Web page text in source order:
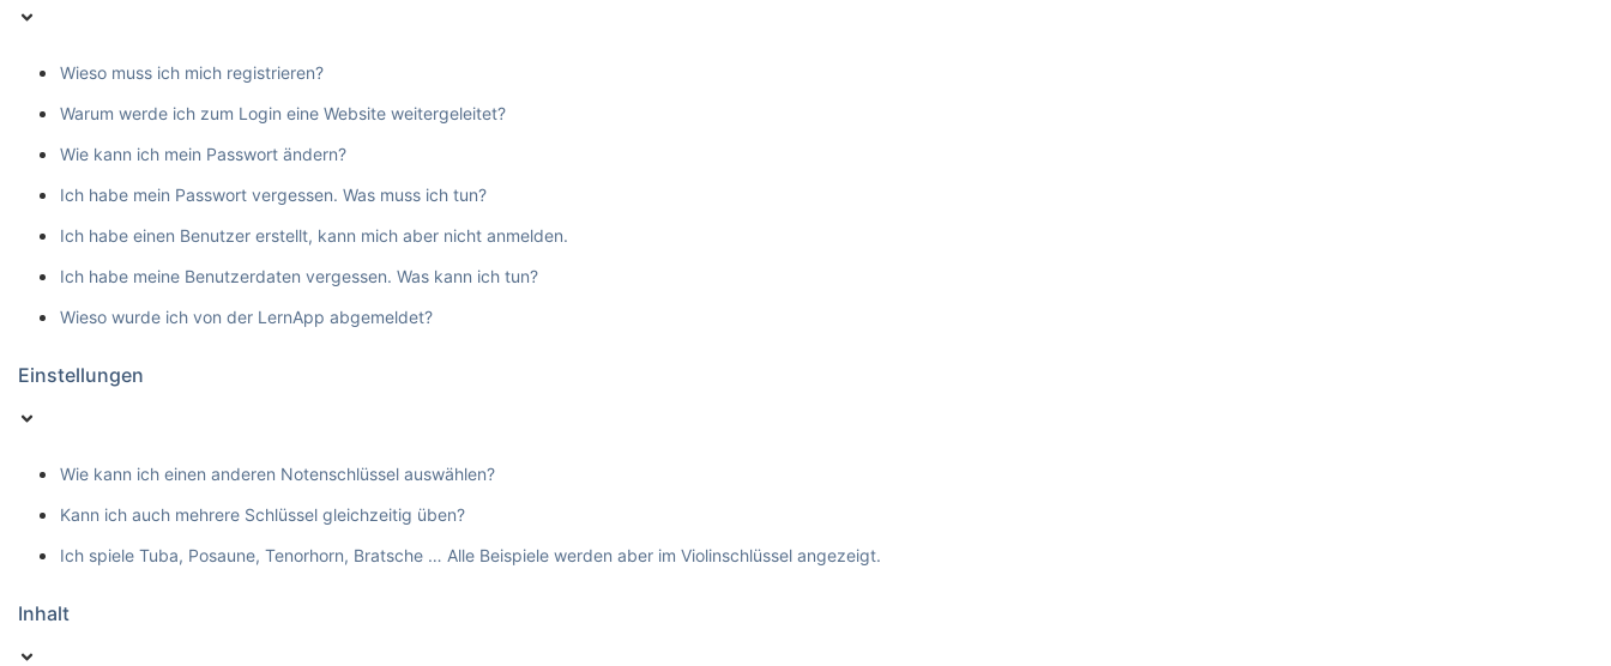
Wieso muss ich mich registrieren?
Warum werde ich zum Login eine Website weitergeleitet?
Wie kann ich mein Passwort ändern?
Ich habe mein Passwort vergessen. Was muss ich tun?
Ich habe einen Benutzer erstellt, kann mich aber nicht anmelden.
Ich habe meine Benutzerdaten vergessen. Was kann ich tun?
Wieso wurde ich von der LernApp abgemeldet?
Einstellungen
Wie kann ich einen anderen Notenschlüssel auswählen?
Kann ich auch mehrere Schlüssel gleichzeitig üben?
Ich spiele Tuba, Posaune, Tenorhorn, Bratsche … Alle Beispiele werden aber im Violinschlüssel angezeigt.
Inhalt